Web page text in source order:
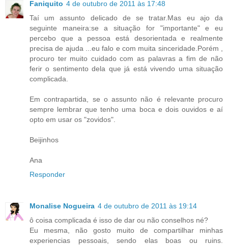
Faniquito 4 de outubro de 2011 às 17:48
Taí um assunto delicado de se tratar.Mas eu ajo da
seguinte maneira:se a situação for "importante" e eu
percebo que a pessoa está desorientada e realmente
precisa de ajuda ...eu falo e com muita sinceridade.Porém ,
procuro ter muito cuidado com as palavras a fim de não
ferir o sentimento dela que já está vivendo uma situação
complicada.
Em contrapartida, se o assunto não é relevante procuro
sempre lembrar que tenho uma boca e dois ouvidos e aí
opto em usar os "zovidos".
Beijinhos
Ana
Responder
Monalise Nogueira 4 de outubro de 2011 às 19:14
ô coisa complicada é isso de dar ou não conselhos né?
Eu mesma, não gosto muito de compartilhar minhas
experiencias pessoais, sendo elas boas ou ruins.